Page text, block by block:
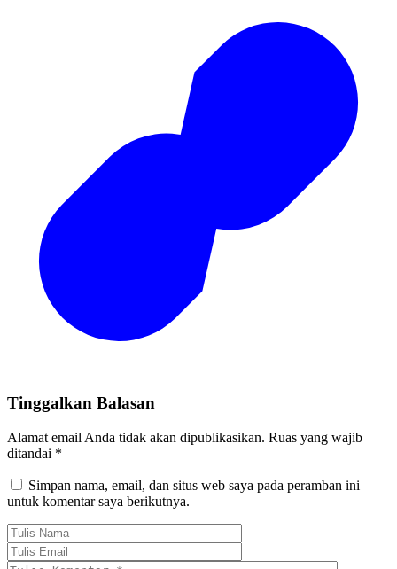
Tinggalkan Balasan
Alamat email Anda tidak akan dipublikasikan. Ruas yang wajib
ditandai *
Simpan nama, email, dan situs web saya pada peramban ini
untuk komentar saya berikutnya.